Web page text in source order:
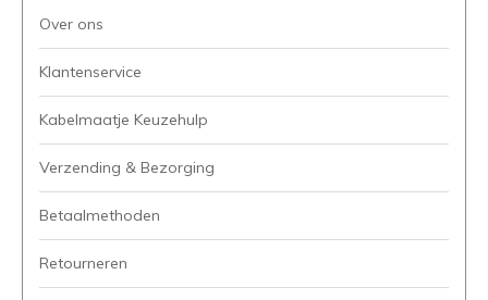
Over ons
Klantenservice
Kabelmaatje Keuzehulp
Verzending & Bezorging
Betaalmethoden
Retourneren